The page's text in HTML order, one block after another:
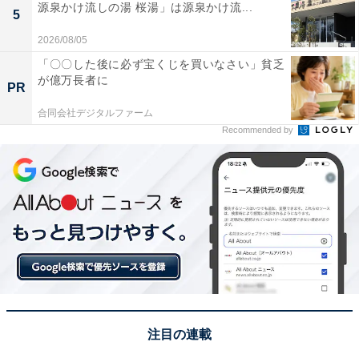
5
源泉かけ流しの湯 桜湯」は源泉かけ流...
2026/08/05
PR
「〇〇した後に必ず宝くじを買いなさい」貧乏
が億万長者に
合同会社デジタルファーム
Recommended by
注目の連載